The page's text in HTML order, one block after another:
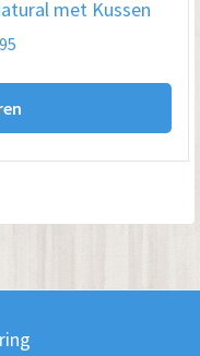
met Kussen
€ 134.95
Dit